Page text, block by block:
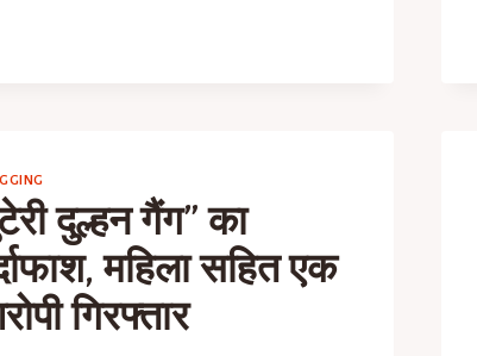
दुल्हन गैंग” का
महिला सहित एक
गिरफ्तार